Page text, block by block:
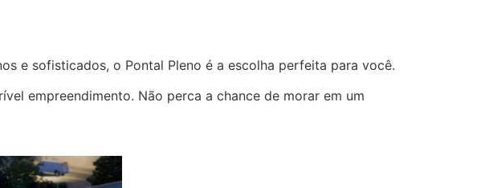
e sofisticados, o Pontal Pleno é a escolha perfeita para você.
empreendimento. Não perca a chance de morar em um